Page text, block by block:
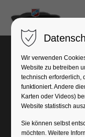
Wir verwenden
Website zu betreiben
technisch erforderlich,
funktioniert. Andere
Karten oder Videos)
Website statistisch
Sie können selbst
möchten. Weitere